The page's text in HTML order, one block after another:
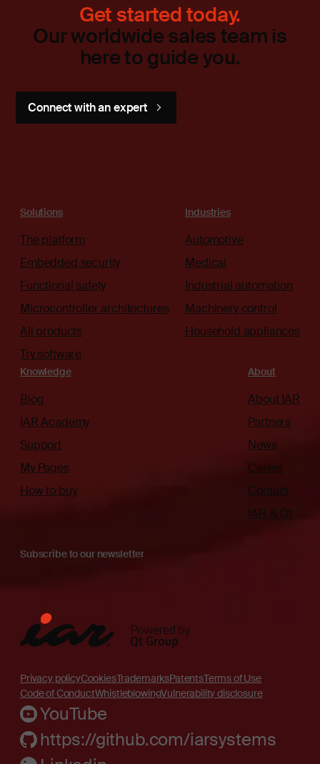
Get started today.
Our worldwide sales team is
here to guide you.
Connect with an expert
Solutions
The platform
Embedded security
Functional safety
Microcontroller architectures
All products
Try software
Industries
Automotive
Medical
Industrial automation
Machinery control
Household appliances
Knowledge
Blog
IAR Academy
Support
My Pages
How to buy
About
About IAR
Partners
News
Career
Contact
IAR & Qt
Subscribe to our newsletter
Privacy policyCookiesTrademarksPatentsTerms of Use
Code of ConductWhistleblowingVulnerability disclosure
YouTube
https://github.com/iarsystems